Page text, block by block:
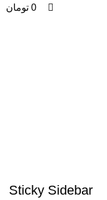
0 تومان
Sticky Sidebar